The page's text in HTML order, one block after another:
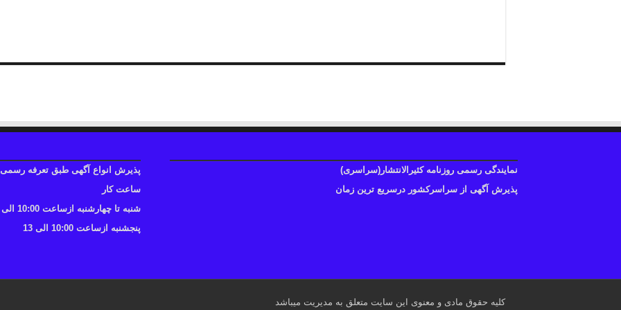
نمایندگی رسمی روزنامه کثیرالانتشار(سراسری)
پذیرش آگهی از سراسرکشور درسریع ترین زمان
پذیرش انواع آگهی طبق تعرفه رسمی
ساعت کار
شنبه تا چهارشنبه ازساعت 10:00 الی 17
پنجشنبه ازساعت 10:00 الی 13
کلیه حقوق مادی و معنوی این سایت متعلق به مدیریت میباشد